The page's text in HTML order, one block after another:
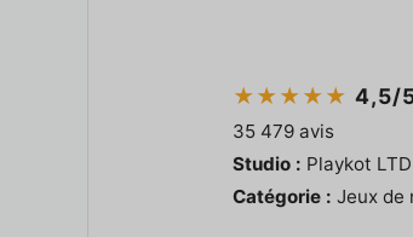
★★★★★4,5/
35 479 avis
Studio : Playkot LTD
Catégorie : Jeux de